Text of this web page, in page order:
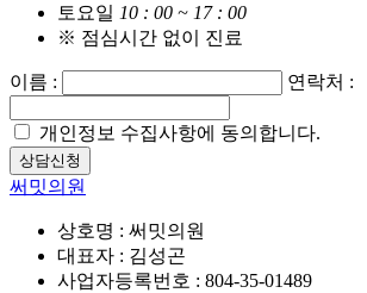
토요일 10 : 00 ~ 17 : 00
※ 점심시간 없이 진료
이름 : 연락처 :
개인정보 수집사항에 동의합니다.
상담신청
써밋의원
상호명 : 써밋의원
대표자 : 김성곤
사업자등록번호 : 804-35-01489